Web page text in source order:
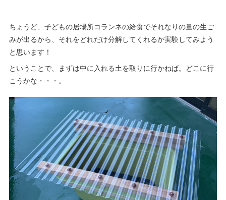
ちょうど、子どもの居場所コランネの給食でそれなりの量の生ご
みが出るから、それをどれだけ分解してくれるか実験してみよう
と思います！
ということで、まずは中に入れる土を取りに行かねば。どこに行
こうかな・・・。